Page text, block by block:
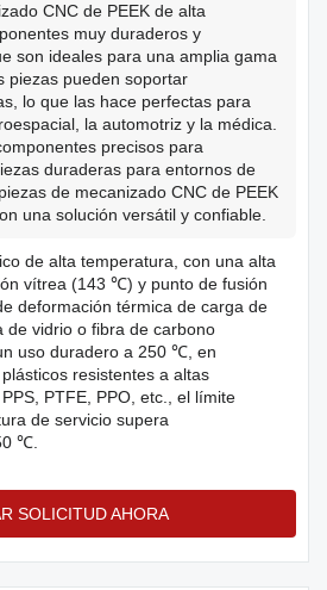
CNC de PEEK de alta
muy duraderos y
son ideales para una amplia gama
piezas pueden soportar
lo que las hace perfectas para
la automotriz y la médica.
precisos para
duraderas para entornos de
de mecanizado CNC de PEEK
una solución versátil y confiable.
de alta temperatura, con una alta
vítrea (143 ℃) y punto de fusión
deformación térmica de carga de
vidrio o fibra de carbono
uso duradero a 250 ℃, en
resistentes a altas
PTFE, PPO, etc., el límite
de servicio supera
℃.
SOLICITUD AHORA